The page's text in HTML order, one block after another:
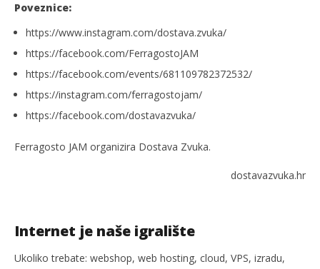
Poveznice:
https://www.instagram.com/dostava.zvuka/
https://facebook.com/FerragostoJAM
https://facebook.com/events/681109782372532/
https://instagram.com/ferragostojam/
https://facebook.com/dostavazvuka/
Ferragosto JAM organizira Dostava Zvuka.
dostavazvuka.hr
Internet je naše igralište
Ukoliko trebate: webshop, web hosting, cloud, VPS, izradu,